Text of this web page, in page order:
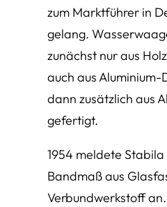
zum Marktführer in
gelang.
zunächst nur aus
auch aus Aluminium-
dann zusätzlich aus
gefertigt.
1954 meldete
Bandmaß aus
Verbundwerkstoff